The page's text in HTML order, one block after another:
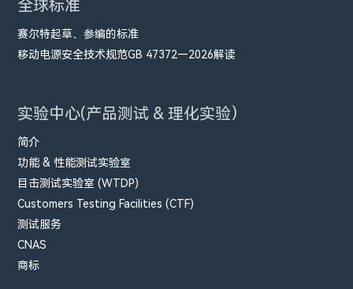
全球标准
赛尔特起草、参编的标准
移动电源安全技术规范GB 47372—2026解读
实验中心(产品测试 & 理化实验）
简介
功能 & 性能测试实验室
目击测试实验室 (WTDP)
Customers Testing Facilities (CTF)
测试服务
CNAS
商标